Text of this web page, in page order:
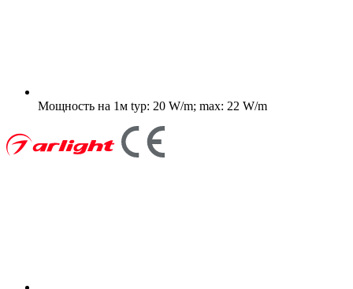
Мощность на 1м typ: 20 W/m; max: 22 W/m